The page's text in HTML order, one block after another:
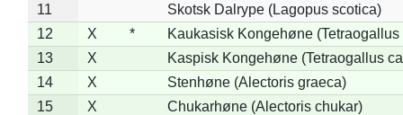
11
Skotsk Dalrype (Lagopus scotica)
12
X *
Kaukasisk Kongehøne
13
X
Kaspisk Kongehøne (Tetraogallus
14
X
Stenhøne (Alectoris graeca)
15
X
Chukarhøne (Alectoris chukar)